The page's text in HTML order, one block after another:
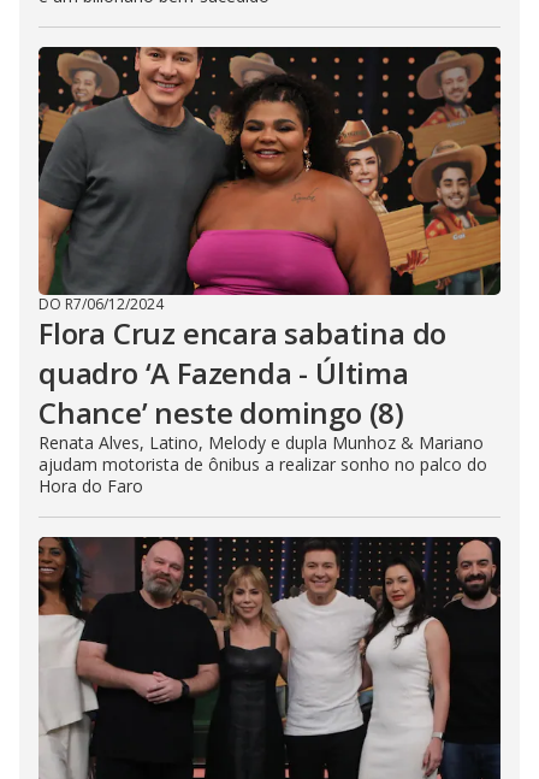
DO R7/06/12/2024
Flora Cruz encara sabatina do
quadro ‘A Fazenda - Última
Chance’ neste domingo (8)
Renata Alves, Latino, Melody e dupla Munhoz & Mariano
ajudam motorista de ônibus a realizar sonho no palco do
Hora do Faro